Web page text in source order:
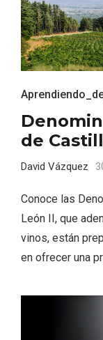
de
David Vázquez
Conoce las
León II, que
vinos, están
en ofrecer una
El Espinar,